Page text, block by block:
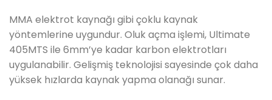
MMA elektrot kaynağı gibi çoklu kaynak
yöntemlerine uygundur. Oluk açma işlemi, Ultimate
405MTS ile 6mm’ye kadar karbon elektrotları
uygulanabilir. Gelişmiş teknolojisi sayesinde çok daha
yüksek hızlarda kaynak yapma olanağı sunar.